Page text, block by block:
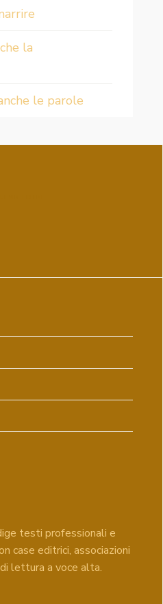
la
le parole
testi professionali e
case editrici, associazioni
lettura a voce alta.